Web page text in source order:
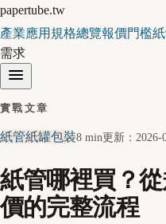
papertube.tw
產業應用 規格總覽報價門檻
需求
實戰文章
紙管紙罐包裝8 min更新： 2026-
紙管哪裡買？
價的完整流程